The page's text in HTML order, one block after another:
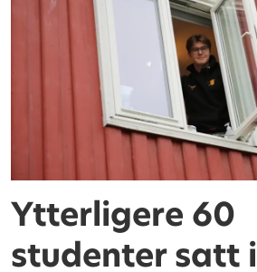
Ytterligere 60
studenter satt i